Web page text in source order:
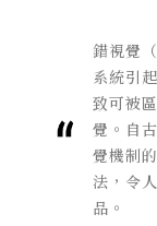
錯視覺（
系統引
致可被
覺。自
覺機制
法，令
品。